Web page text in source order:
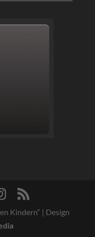
Kindern“ | Design